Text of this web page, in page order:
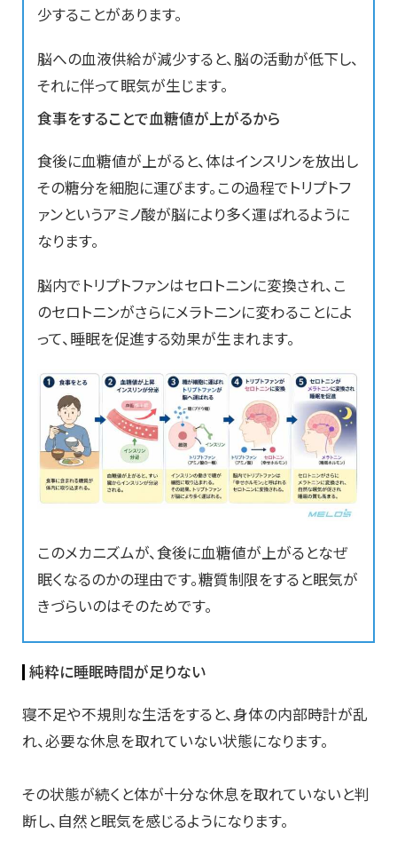
少することがあります。
脳への血液供給が減少すると、脳の活動が低下し、
それに伴って眠気が生じます。
食事をすることで血糖値が上がるから
食後に血糖値が上がると、体はインスリンを放出し
その糖分を細胞に運びます。この過程でトリプトフ
ァンというアミノ酸が脳により多く運ばれるように
なります。
脳内でトリプトファンはセロトニンに変換され、こ
のセロトニンがさらにメラトニンに変わることによ
って、睡眠を促進する効果が生まれます。
このメカニズムが、食後に血糖値が上がるとなぜ
眠くなるのかの理由です。糖質制限をすると眠気が
きづらいのはそのためです。
純粋に睡眠時間が足りない
寝不足や不規則な生活をすると、身体の内部時計が乱
れ、必要な休息を取れていない状態になります。
その状態が続くと体が十分な休息を取れていないと判
断し、自然と眠気を感じるようになります。